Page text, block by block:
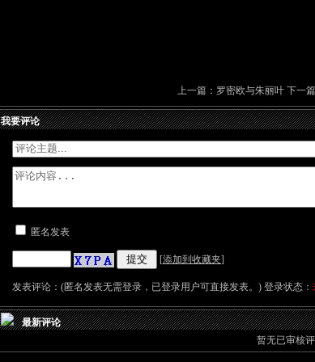
上一篇： 罗密欧与朱丽叶 下一篇
我要评论
匿名发表
[添加到收藏夹]
发表评论：(匿名发表无需登录，已登录用户可直接发表。) 登录状态：
最新评论
暂无已审核